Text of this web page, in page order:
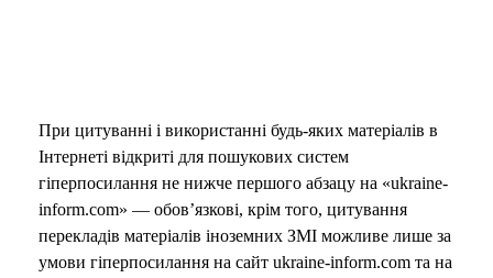
При цитуванні і використанні будь-яких матеріалів в
Інтернеті відкриті для пошукових систем
гіперпосилання не нижче першого абзацу на «ukraine-
inform.com» — обов’язкові, крім того, цитування
перекладів матеріалів іноземних ЗМІ можливе лише за
умови гіперпосилання на сайт ukraine-inform.com та на